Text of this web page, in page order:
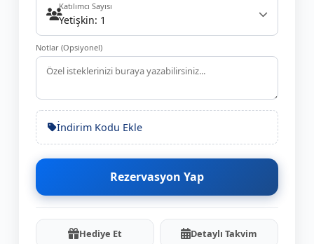
Katılımcı Sayısı
Yetişkin: 1
Notlar (Opsiyonel)
İndirim Kodu Ekle
Rezervasyon Yap
Hediye Et Detaylı Takvim